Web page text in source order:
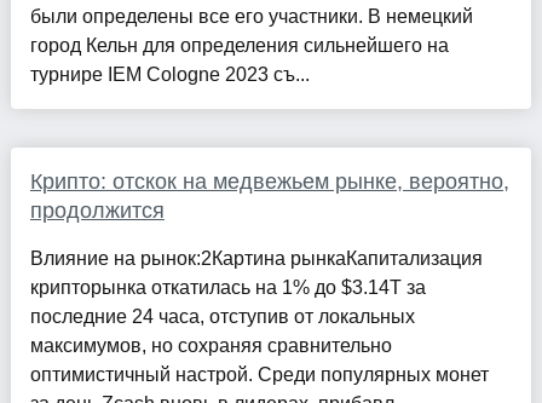
были определены все его участники. В немецкий
город Кельн для определения сильнейшего на
турнире IEM Cologne 2023 съ...
Крипто: отскок на медвежьем рынке, вероятно,
продолжится
Влияние на рынок:2Картина рынкаКапитализация
крипторынка откатилась на 1% до $3.14T за
последние 24 часа, отступив от локальных
максимумов, но сохраняя сравнительно
оптимистичный настрой. Среди популярных монет